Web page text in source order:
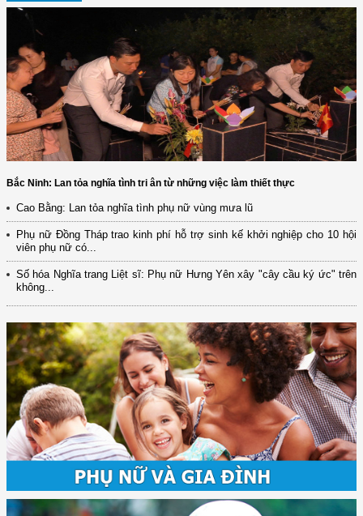
Bắc Ninh: Lan tỏa nghĩa tình tri ân từ những việc làm thiết thực
Cao Bằng: Lan tỏa nghĩa tình phụ nữ vùng mưa lũ
Phụ nữ Đồng Tháp trao kinh phí hỗ trợ sinh kế khởi nghiệp cho 10 hội
viên phụ nữ có...
Số hóa Nghĩa trang Liệt sĩ: Phụ nữ Hưng Yên xây "cây cầu ký ức" trên
không...